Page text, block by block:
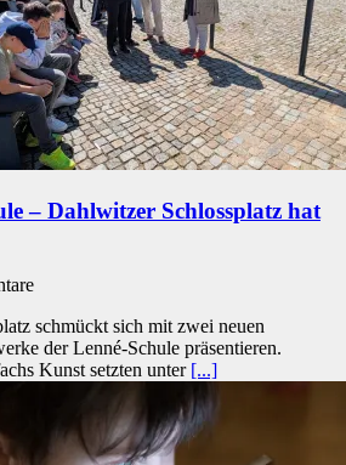
– Dahlwitzer Schlossplatz hat
schmückt sich mit zwei neuen
der Lenné-Schule präsentieren.
Kunst setzten unter [...]